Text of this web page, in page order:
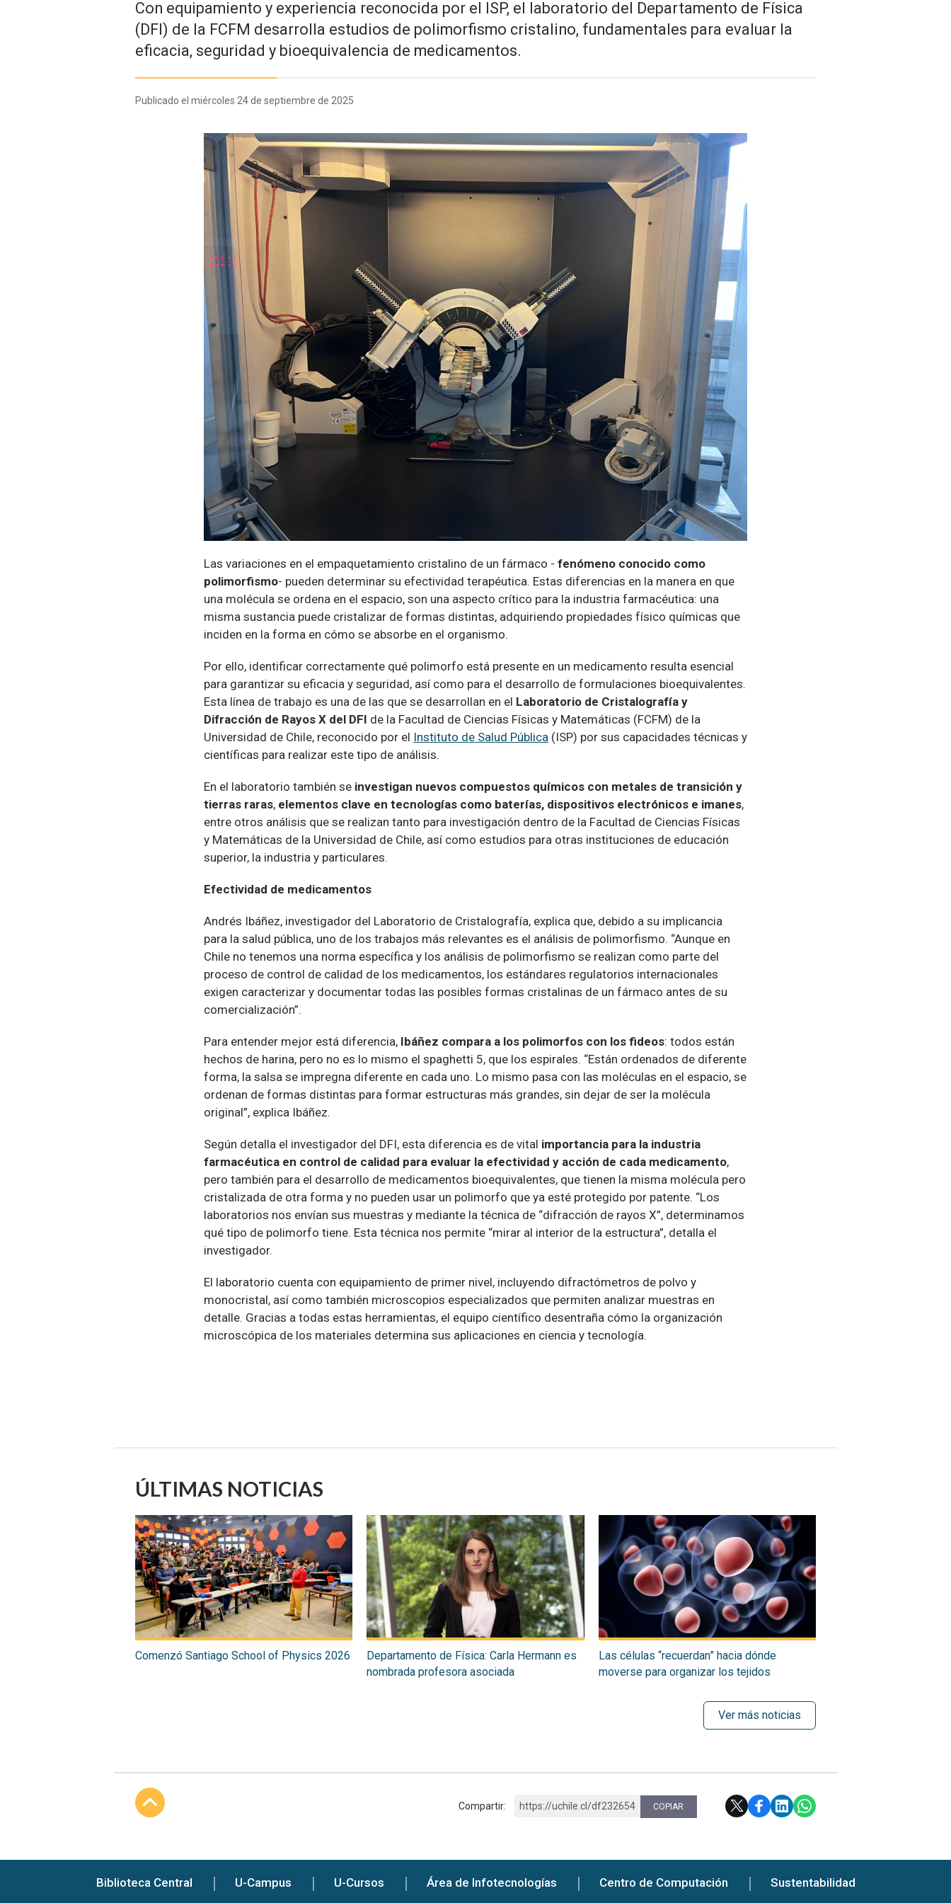
Con equipamiento y experiencia reconocida por el ISP, el laboratorio del Departamento de Física
(DFI) de la FCFM desarrolla estudios de polimorfismo cristalino, fundamentales para evaluar la
eficacia, seguridad y bioequivalencia de medicamentos.
Publicado el miércoles 24 de septiembre de 2025
Las variaciones en el empaquetamiento cristalino de un fármaco - fenómeno conocido como
polimorfismo- pueden determinar su efectividad terapéutica. Estas diferencias en la manera en que
una molécula se ordena en el espacio, son una aspecto crítico para la industria farmacéutica: una
misma sustancia puede cristalizar de formas distintas, adquiriendo propiedades físico químicas que
inciden en la forma en cómo se absorbe en el organismo.
Por ello, identificar correctamente qué polimorfo está presente en un medicamento resulta esencial
para garantizar su eficacia y seguridad, así como para el desarrollo de formulaciones bioequivalentes.
Esta línea de trabajo es una de las que se desarrollan en el Laboratorio de Cristalografía y
Difracción de Rayos X del DFI de la Facultad de Ciencias Físicas y Matemáticas (FCFM) de la
Universidad de Chile, reconocido por el Instituto de Salud Pública (ISP) por sus capacidades técnicas y
científicas para realizar este tipo de análisis.
En el laboratorio también se investigan nuevos compuestos químicos con metales de transición y
tierras raras, elementos clave en tecnologías como baterías, dispositivos electrónicos e imanes,
entre otros análisis que se realizan tanto para investigación dentro de la Facultad de Ciencias Físicas
y Matemáticas de la Universidad de Chile, así como estudios para otras instituciones de educación
superior, la industria y particulares.
Efectividad de medicamentos
Andrés Ibáñez, investigador del Laboratorio de Cristalografía, explica que, debido a su implicancia
para la salud pública, uno de los trabajos más relevantes es el análisis de polimorfismo. “Aunque en
Chile no tenemos una norma específica y los análisis de polimorfismo se realizan como parte del
proceso de control de calidad de los medicamentos, los estándares regulatorios internacionales
exigen caracterizar y documentar todas las posibles formas cristalinas de un fármaco antes de su
comercialización”.
Para entender mejor está diferencia, Ibáñez compara a los polimorfos con los fideos: todos están
hechos de harina, pero no es lo mismo el spaghetti 5, que los espirales. “Están ordenados de diferente
forma, la salsa se impregna diferente en cada uno. Lo mismo pasa con las moléculas en el espacio, se
ordenan de formas distintas para formar estructuras más grandes, sin dejar de ser la molécula
original”, explica Ibáñez.
Según detalla el investigador del DFI, esta diferencia es de vital importancia para la industria
farmacéutica en control de calidad para evaluar la efectividad y acción de cada medicamento,
pero también para el desarrollo de medicamentos bioequivalentes, que tienen la misma molécula pero
cristalizada de otra forma y no pueden usar un polimorfo que ya esté protegido por patente. “Los
laboratorios nos envían sus muestras y mediante la técnica de “difracción de rayos X”, determinamos
qué tipo de polimorfo tiene. Esta técnica nos permite “mirar al interior de la estructura”, detalla el
investigador.
El laboratorio cuenta con equipamiento de primer nivel, incluyendo difractómetros de polvo y
monocristal, así como también microscopios especializados que permiten analizar muestras en
detalle. Gracias a todas estas herramientas, el equipo científico desentraña cómo la organización
microscópica de los materiales determina sus aplicaciones en ciencia y tecnología.
ÚLTIMAS NOTICIAS
Comenzó Santiago School of Physics 2026
Departamento de Física: Carla Hermann es
nombrada profesora asociada
Las células “recuerdan” hacia dónde
moverse para organizar los tejidos
Ver más noticias
Compartir: https://uchile.cl/df232654 COPIAR
Biblioteca Central U-Campus U-Cursos Área de Infotecnologías Centro de Computación Sustentabilidad